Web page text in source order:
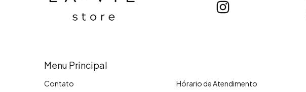
Menu Principal
Contato
Hórario de Atendimento